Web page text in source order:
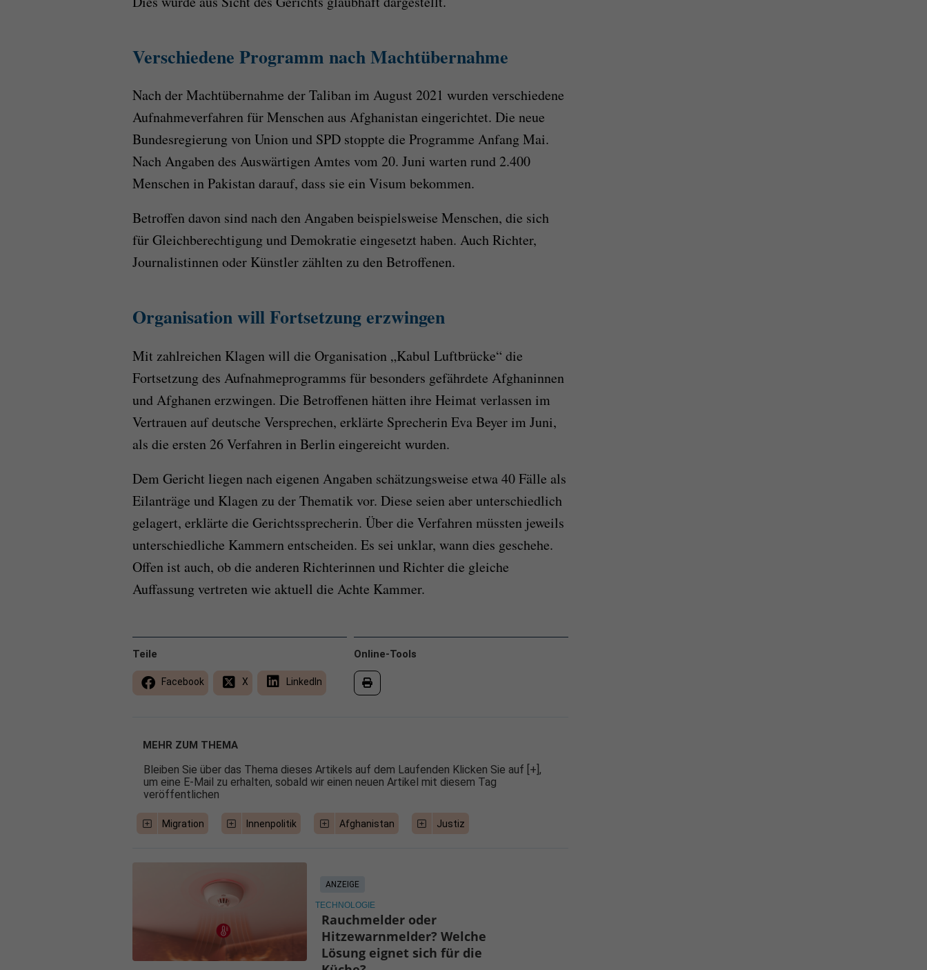
Verschiedene Programm nach Machtübernahme
Nach der Machtübernahme der Taliban im August 2021 wurden verschiedene
Aufnahmeverfahren für Menschen aus Afghanistan eingerichtet. Die neue
Bundesregierung von Union und SPD stoppte die Programme Anfang Mai.
Nach Angaben des Auswärtigen Amtes vom 20. Juni warten rund 2.400
Menschen in Pakistan darauf, dass sie ein Visum bekommen.
Betroffen davon sind nach den Angaben beispielsweise Menschen, die sich
für Gleichberechtigung und Demokratie eingesetzt haben. Auch Richter,
Journalistinnen oder Künstler zählten zu den Betroffenen.
Organisation will Fortsetzung erzwingen
Mit zahlreichen Klagen will die Organisation „Kabul Luftbrücke“ die
Fortsetzung des Aufnahmeprogramms für besonders gefährdete Afghaninnen
und Afghanen erzwingen. Die Betroffenen hätten ihre Heimat verlassen im
Vertrauen auf deutsche Versprechen, erklärte Sprecherin Eva Beyer im Juni,
als die ersten 26 Verfahren in Berlin eingereicht wurden.
Dem Gericht liegen nach eigenen Angaben schätzungsweise etwa 40 Fälle als
Eilanträge und Klagen zu der Thematik vor. Diese seien aber unterschiedlich
gelagert, erklärte die Gerichtssprecherin. Über die Verfahren müssten jeweils
unterschiedliche Kammern entscheiden. Es sei unklar, wann dies geschehe.
Offen ist auch, ob die anderen Richterinnen und Richter die gleiche
Auffassung vertreten wie aktuell die Achte Kammer.
Online-Tools
Teile
Facebook X LinkedIn
MEHR ZUM THEMA
Bleiben Sie über das Thema dieses Artikels auf dem Laufenden Klicken Sie auf [+],
um eine E-Mail zu erhalten, sobald wir einen neuen Artikel mit diesem Tag
veröffentlichen
Migration Innenpolitik Afghanistan Justiz
ANZEIGE
TECHNOLOGIE
Rauchmelder oder
Hitzewarnmelder? Welche
Lösung eignet sich für die